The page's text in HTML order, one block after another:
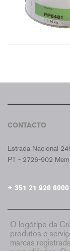
CONTACTO
Estrada Nacional
PT - 2726-902
+ 351 21 926 6000
O logótipo da
produtos e
marcas